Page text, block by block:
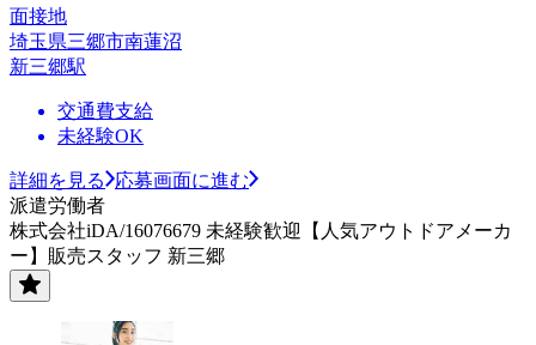
面接地
埼玉県三郷市南蓮沼
新三郷駅
交通費支給
未経験OK
詳細を見る
応募画面に進む
派遣労働者
株式会社iDA/16076679 未経験歓迎【人気アウトドアメーカ
ー】販売スタッフ 新三郷